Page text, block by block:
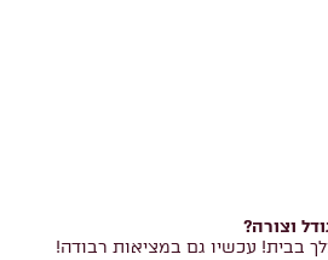
וצורה?
בבית! עכשיו גם במציאות רבודה!